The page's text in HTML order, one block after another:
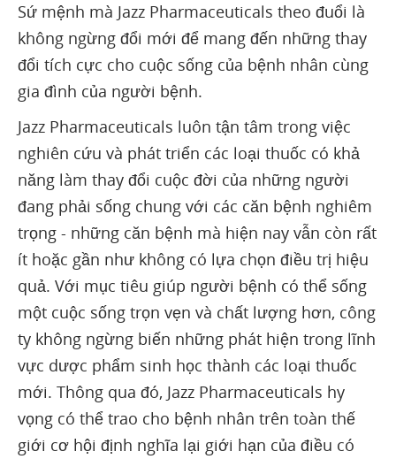
Sứ mệnh mà Jazz Pharmaceuticals theo đuổi là
không ngừng đổi mới để mang đến những thay
đổi tích cực cho cuộc sống của bệnh nhân cùng
gia đình của người bệnh.
Jazz Pharmaceuticals luôn tận tâm trong việc
nghiên cứu và phát triển các loại thuốc có khả
năng làm thay đổi cuộc đời của những người
đang phải sống chung với các căn bệnh nghiêm
trọng - những căn bệnh mà hiện nay vẫn còn rất
ít hoặc gần như không có lựa chọn điều trị hiệu
quả. Với mục tiêu giúp người bệnh có thể sống
một cuộc sống trọn vẹn và chất lượng hơn, công
ty không ngừng biến những phát hiện trong lĩnh
vực dược phẩm sinh học thành các loại thuốc
mới. Thông qua đó, Jazz Pharmaceuticals hy
vọng có thể trao cho bệnh nhân trên toàn thế
giới cơ hội định nghĩa lại giới hạn của điều có